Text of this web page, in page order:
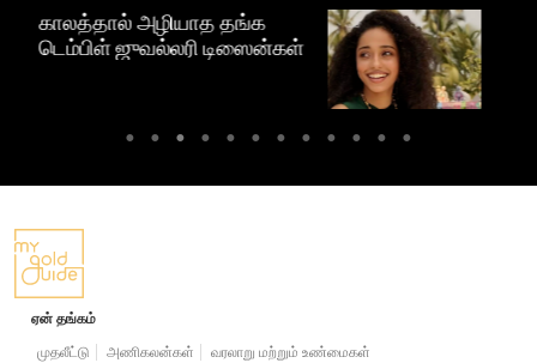
டெம்பிள் ஜூவல்லரி:
தென்னிந்தியாவின்
கைவினைத் தங்க நகைகள்
ஏன் தங்கம்
முதலீட்டு
அணிகலன்கள் வரலாறு மற்றும் உண்மைகள்